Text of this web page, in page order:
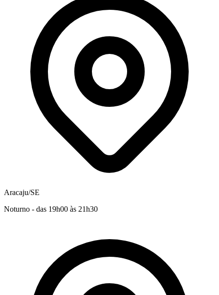
Aracaju/SE
Noturno - das 19h00 às 21h30